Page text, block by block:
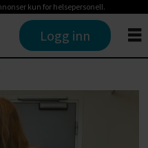
kun for helsepersonell.
Logg inn